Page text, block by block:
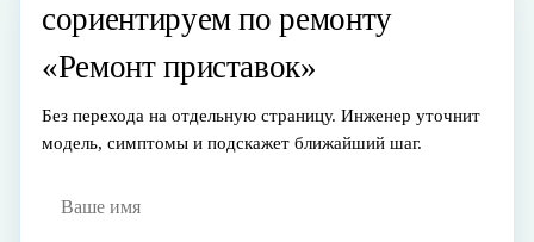
сориентируем по ремонту
«Ремонт приставок»
Без перехода на отдельную страницу. Инженер уточнит
модель, симптомы и подскажет ближайший шаг.